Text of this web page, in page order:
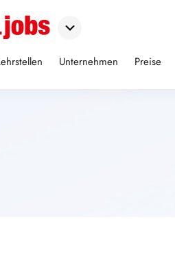
Unternehmen Preise